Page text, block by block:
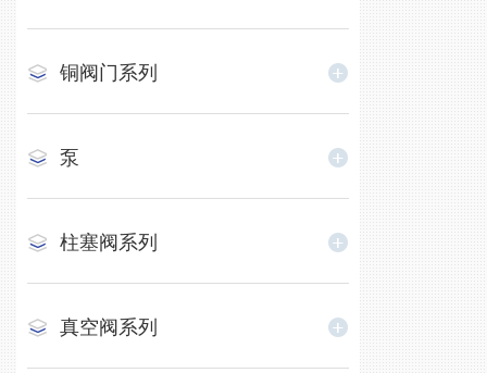
铜阀门系列
泵
柱塞阀系列
真空阀系列